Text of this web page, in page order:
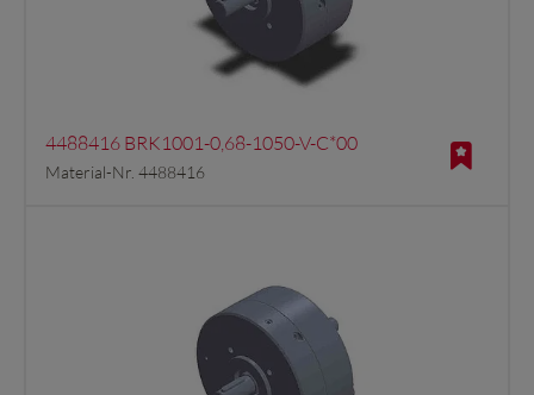
4488416 BRK1001-0,68-1050-V-C*00
Material-Nr. 4488416